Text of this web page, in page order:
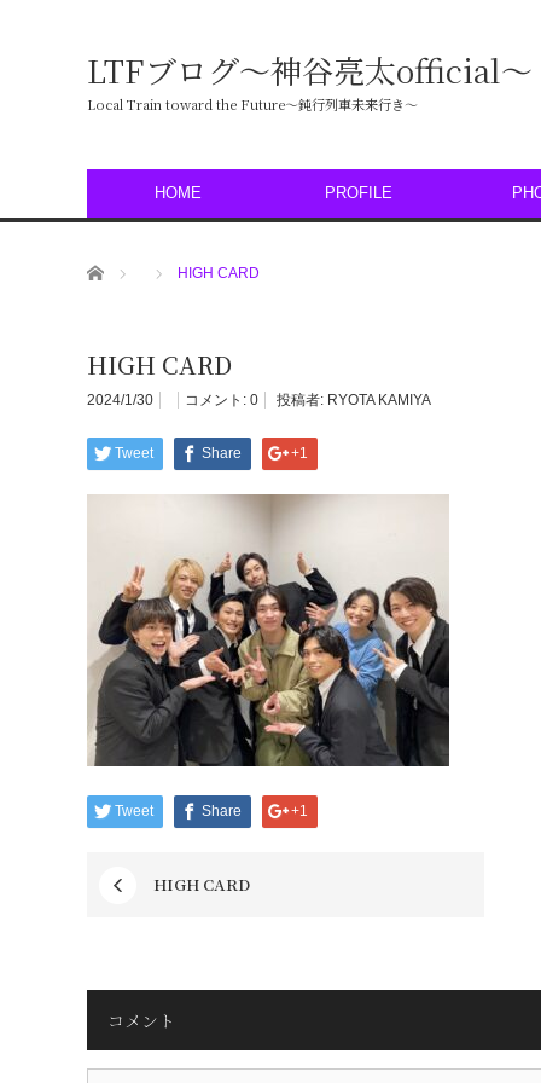
LTFブログ〜神谷亮太official〜
Local Train toward the Future〜鈍行列車未来行き〜
HOME PROFILE
ホーム HIGH CARD
HIGH CARD
2024/1/30 コメント: 0 投稿者: RYOTA KAMIYA
Tweet Share +1
Tweet Share +1
HIGH CARD
コメント